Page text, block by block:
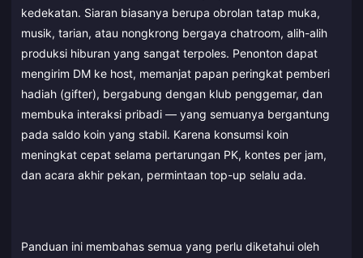
kedekatan. Siaran biasanya berupa obrolan tatap muka,
musik, tarian, atau nongkrong bergaya chatroom, alih-alih
produksi hiburan yang sangat terpoles. Penonton dapat
mengirim DM ke host, memanjat papan peringkat pemberi
hadiah (gifter), bergabung dengan klub penggemar, dan
membuka interaksi pribadi — yang semuanya bergantung
pada saldo koin yang stabil. Karena konsumsi koin
meningkat cepat selama pertarungan PK, kontes per jam,
dan acara akhir pekan, permintaan top-up selalu ada.
Panduan ini membahas semua yang perlu diketahui oleh